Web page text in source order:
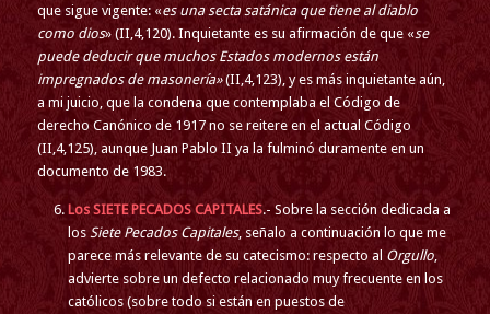
que sigue vigente: «es una secta satánica que tiene al diablo
como dios» (II,4,120). Inquietante es su afirmación de que «se
puede deducir que muchos Estados modernos están
impregnados de masonería»(II,4,123), y es más inquietante aún,
a mi juicio, que la condena que contemplaba el Código de
derecho Canónico de 1917 no se reitere en el actual Código
(II,4,125), aunque Juan Pablo II ya la fulminó duramente en un
documento de 1983.
Los SIETE PECADOS CAPITALES.- Sobre la sección dedicada a
los Siete Pecados Capitales, señalo a continuación lo que me
parece más relevante de su catecismo: respecto al Orgullo,
advierte sobre un defecto relacionado muy frecuente en los
católicos (sobre todo si están en puestos de